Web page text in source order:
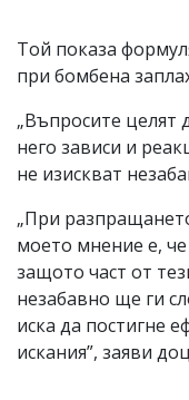
Той показа
при бомбена
„Въпросите целят
него зависи и
не изискват
„При
моето мнение е,
защото част от
незабавно ще ги
иска да постигне
искания”, заяви